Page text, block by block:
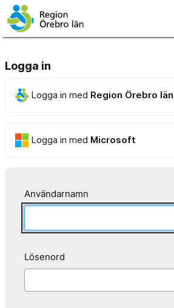
Logga in
Logga in med Region Örebro län
Logga in med Microsoft
Användarnamn
Lösenord